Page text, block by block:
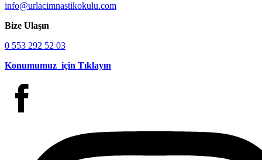
info@urlacimnastikokulu.com
Bize Ulaşın
0 553 292 52 03
Konumumuz için Tıklayın